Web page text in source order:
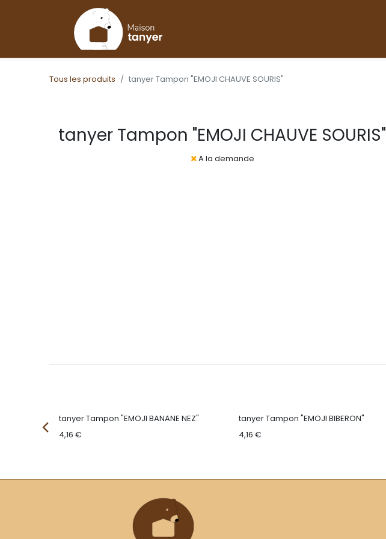
Tous les produits tanyer Tampon "EMOJI CHAUVE SOURIS"
tanyer Tampon "EMOJI CHAUVE SOURIS"
A la demande
tanyer Tampon "EMOJI BANANE NEZ"
4,16 €
tanyer Tampon "EMOJI BIBERON"
4,16 €